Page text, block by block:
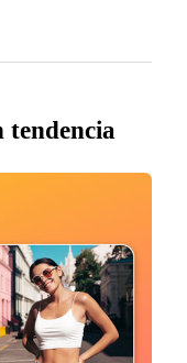
tendencia